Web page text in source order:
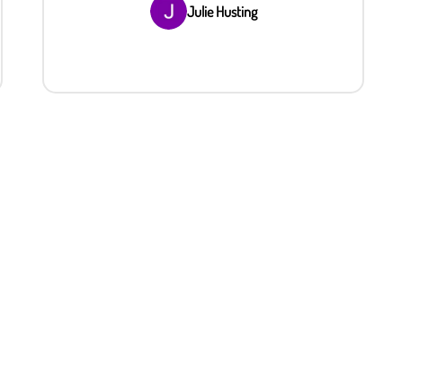
Julie Husting